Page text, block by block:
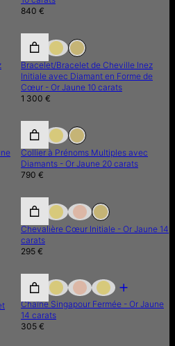
840 €
Bracelet/Bracelet de Cheville Inez
Initiale avec Diamant en Forme de
Cœur - Or Jaune 10 carats
1 300 €
Collier à Prénoms Multiples avec
Diamants - Or Jaune 20 carats
790 €
Chevalière Cœur Initiale - Or Jaune 14
carats
295 €
Chaîne Singapour Fermée - Or Jaune
14 carats
305 €